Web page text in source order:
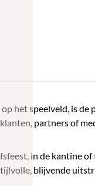
het speelveld, is de
partners of
in de kantine
blijvende